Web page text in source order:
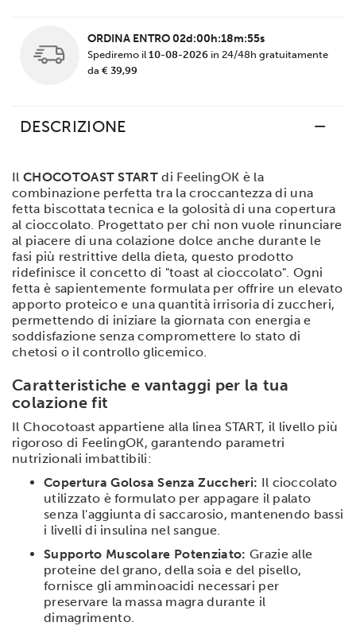
ORDINA ENTRO02d:00h:18m:55s
Spediremo il 10-08-2026 in 24/48h gratuitamente
da € 39,99
DESCRIZIONE
Il CHOCOTOAST START di FeelingOK è la
combinazione perfetta tra la croccantezza di una
fetta biscottata tecnica e la golosità di una copertura
al cioccolato. Progettato per chi non vuole rinunciare
al piacere di una colazione dolce anche durante le
fasi più restrittive della dieta, questo prodotto
ridefinisce il concetto di "toast al cioccolato". Ogni
fetta è sapientemente formulata per offrire un elevato
apporto proteico e una quantità irrisoria di zuccheri,
permettendo di iniziare la giornata con energia e
soddisfazione senza compromettere lo stato di
chetosi o il controllo glicemico.
Caratteristiche e vantaggi per la tua
colazione fit
Il Chocotoast appartiene alla linea START, il livello più
rigoroso di FeelingOK, garantendo parametri
nutrizionali imbattibili:
Copertura Golosa Senza Zuccheri: Il cioccolato
utilizzato è formulato per appagare il palato
senza l'aggiunta di saccarosio, mantenendo bassi
i livelli di insulina nel sangue.
Supporto Muscolare Potenziato: Grazie alle
proteine del grano, della soia e del pisello,
fornisce gli amminoacidi necessari per
preservare la massa magra durante il
dimagrimento.